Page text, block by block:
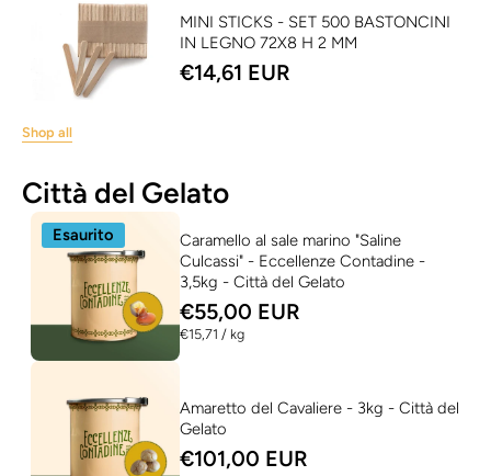
MINI STICKS - SET 500 BASTONCINI
IN LEGNO 72X8 H 2 MM
€14,61 EUR
Shop all
Città del Gelato
Esaurito
Caramello al sale marino "Saline
Culcassi" - Eccellenze Contadine -
3,5kg - Città del Gelato
€55,00 EUR
€15,71 / per
kg
Amaretto del Cavaliere - 3kg - Città del
Gelato
€101,00 EUR